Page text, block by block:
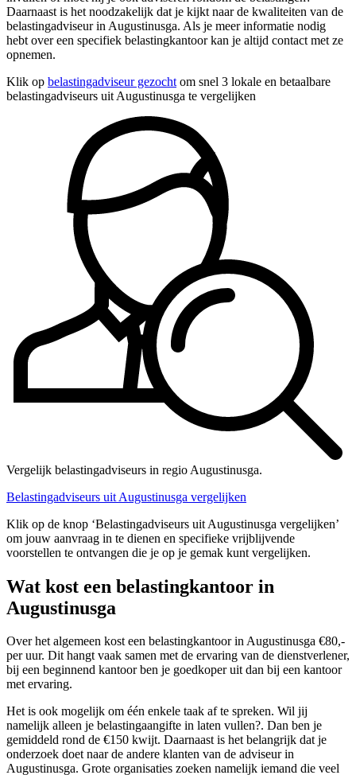
Daarnaast is het noodzakelijk dat je kijkt naar de kwaliteiten van de
belastingadviseur in Augustinusga. Als je meer informatie nodig
hebt over een specifiek belastingkantoor kan je altijd contact met ze
opnemen.
Klik op belastingadviseur gezocht om snel 3 lokale en betaalbare
belastingadviseurs uit Augustinusga te vergelijken
Vergelijk belastingadviseurs in regio Augustinusga.
Belastingadviseurs uit Augustinusga vergelijken
Klik op de knop ‘Belastingadviseurs uit Augustinusga vergelijken’
om jouw aanvraag in te dienen en specifieke vrijblijvende
voorstellen te ontvangen die je op je gemak kunt vergelijken.
Wat kost een belastingkantoor in
Augustinusga
Over het algemeen kost een belastingkantoor in Augustinusga €80,-
per uur. Dit hangt vaak samen met de ervaring van de dienstverlener,
bij een beginnend kantoor ben je goedkoper uit dan bij een kantoor
met ervaring.
Het is ook mogelijk om één enkele taak af te spreken. Wil jij
namelijk alleen je belastingaangifte in laten vullen?. Dan ben je
gemiddeld rond de €150 kwijt. Daarnaast is het belangrijk dat je
onderzoek doet naar de andere klanten van de adviseur in
Augustinusga. Grote organisaties zoeken namelijk iemand die veel